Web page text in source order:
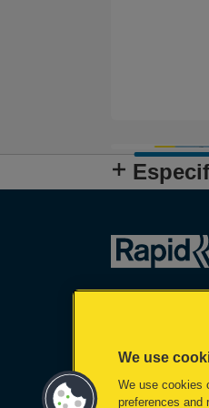
We use
We use cookies
preferences and